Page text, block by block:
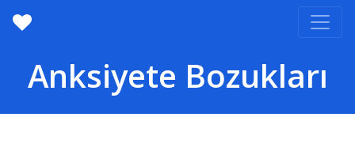
Anksiyete Bozukları